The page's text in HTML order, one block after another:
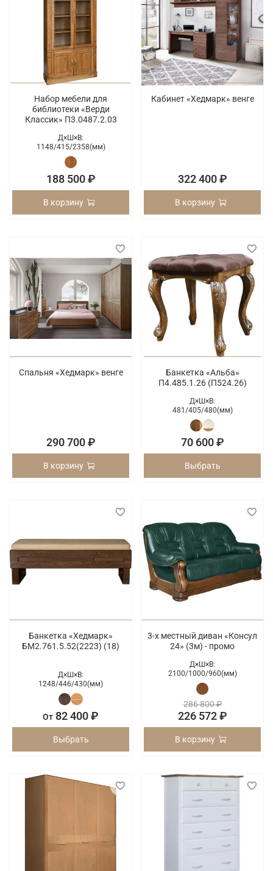
Набор мебели для
библиотеки «Верди
Классик» П3.0487.2.03
Д×Ш×В:
1148/415/2358(мм)
188 500 ₽
В корзину
Кабинет «Хедмарк» венге
322 400 ₽
В корзину
Спальня «Хедмарк» венге
290 700 ₽
В корзину
Банкетка «Альба»
П4.485.1.26 (П524.26)
Д×Ш×В:
481/405/480(мм)
70 600 ₽
Выбрать
Банкетка «Хедмарк»
БМ2.761.5.52(2223) (18)
Д×Ш×В:
1248/446/430(мм)
От 82 400 ₽
Выбрать
3-х местный диван «Консул
24» (3м) - промо
Д×Ш×В:
2100/1000/960(мм)
286 800 ₽
226 572 ₽
В корзину